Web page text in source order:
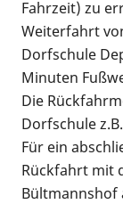
Fahrzeit) zu
Weiterfahrt
Dorfschule
Minuten
Die
Dorfschule
Für ein
Rückfahrt mit
Bültmannshof